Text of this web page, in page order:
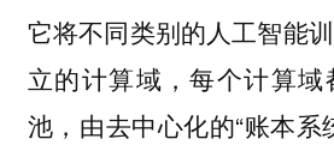
它将不同类别的人工智能
立的计算域，每个计算
池，由去中心化的“账本系